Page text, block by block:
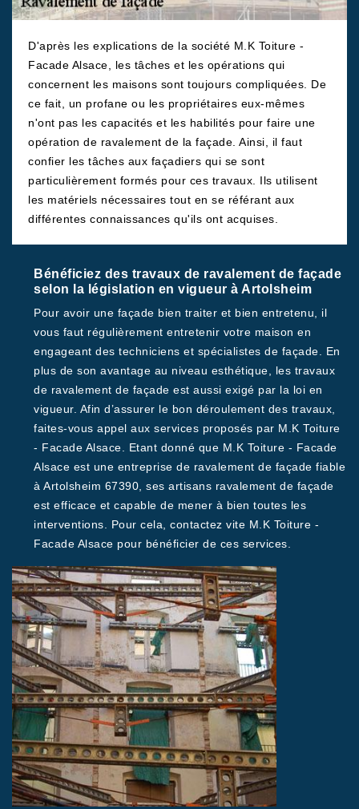
D'après les explications de la société M.K Toiture -
Facade Alsace, les tâches et les opérations qui
concernent les maisons sont toujours compliquées. De
ce fait, un profane ou les propriétaires eux-mêmes
n'ont pas les capacités et les habilités pour faire une
opération de ravalement de la façade. Ainsi, il faut
confier les tâches aux façadiers qui se sont
particulièrement formés pour ces travaux. Ils utilisent
les matériels nécessaires tout en se référant aux
différentes connaissances qu'ils ont acquises.
Bénéficiez des travaux de ravalement de façade
selon la législation en vigueur à Artolsheim
Pour avoir une façade bien traiter et bien entretenu, il
vous faut régulièrement entretenir votre maison en
engageant des techniciens et spécialistes de façade. En
plus de son avantage au niveau esthétique, les travaux
de ravalement de façade est aussi exigé par la loi en
vigueur. Afin d’assurer le bon déroulement des travaux,
faites-vous appel aux services proposés par M.K Toiture
- Facade Alsace. Etant donné que M.K Toiture - Facade
Alsace est une entreprise de ravalement de façade fiable
à Artolsheim 67390, ses artisans ravalement de façade
est efficace et capable de mener à bien toutes les
interventions. Pour cela, contactez vite M.K Toiture -
Facade Alsace pour bénéficier de ces services.